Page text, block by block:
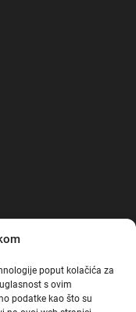
poput kolačića za
s ovim
podatke kao što su